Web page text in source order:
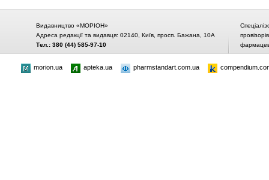
Видавництво «МОРІОН»
Адреса редакції та видавця: 02140, Київ, просп. Бажана, 10А
Тел.: 380 (44) 585-97-10
morion.ua apteka.ua pharmstandart.com.ua